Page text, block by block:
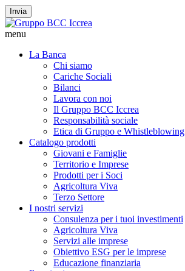
Invia
menu
La Banca
Chi siamo
Cariche Sociali
Bilanci
Lavora con noi
Il Gruppo BCC Iccrea
Responsabilità sociale
Etica di Gruppo e Whistleblowing
Catalogo prodotti
Giovani e Famiglie
Territorio e Imprese
Prodotti per i Soci
Agricoltura Viva
Terzo Settore
I nostri servizi
Consulenza per i tuoi investimenti
Agricoltura Viva
Servizi alle imprese
Obiettivo ESG per le imprese
Educazione finanziaria